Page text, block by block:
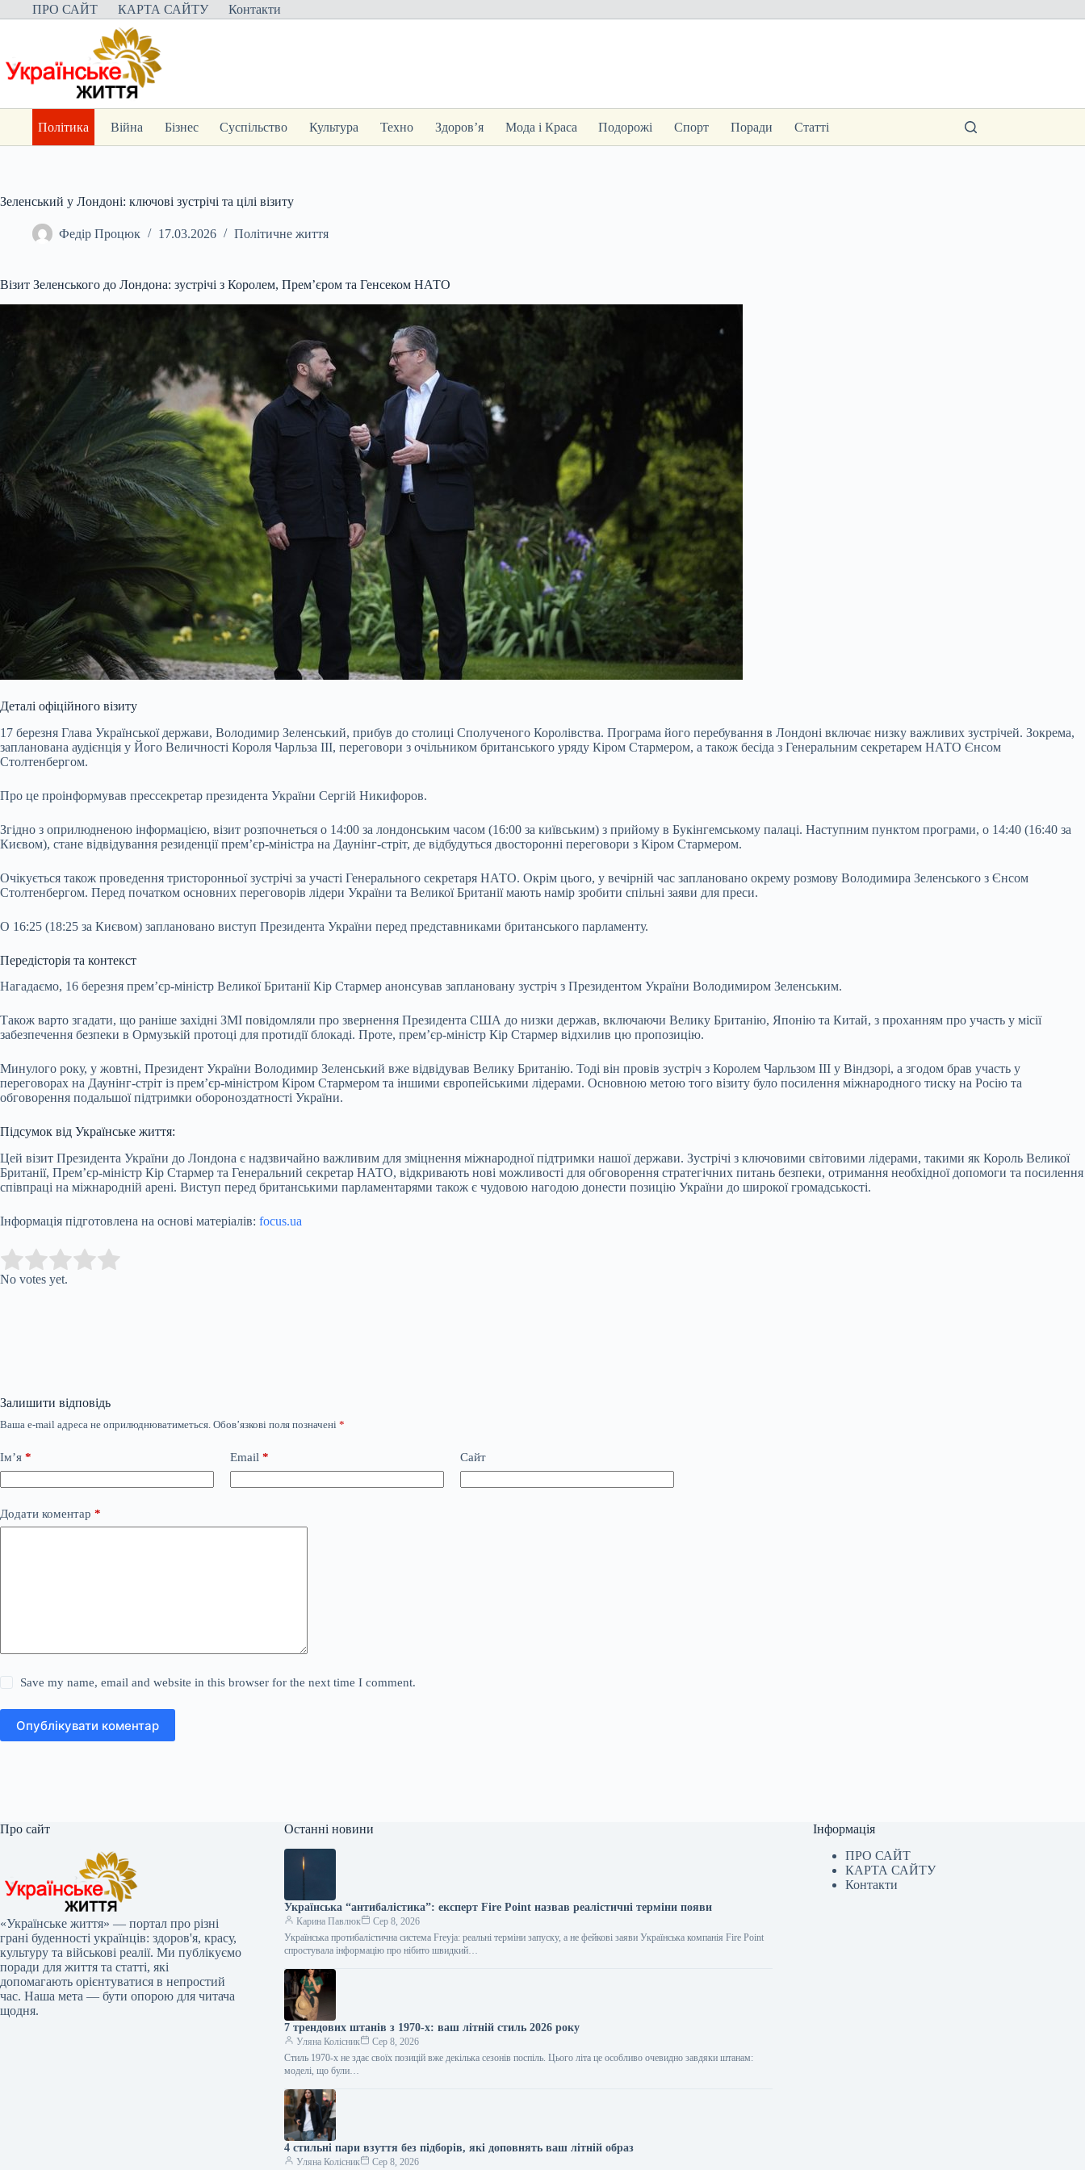
Перейти
до
ПРО САЙТ КАРТА САЙТУ Контакти
Політика Війна Бізнес Суспільство Культура Техно Здоров’я Мода і Краса Подорожі Спорт Поради Статті
Зеленський у Лондоні: ключові зустрічі та цілі візиту
Федір Процюк 17.03.2026 Політичне життя
Візит Зеленського до Лондона: зуcтрічі з Королем, Прем’єром та Генсеком НАТО
Деталі офіційного візиту
17 березня Глава Української держави, Володимир Зеленський, прибув до столиці Сполученого Королівства. Програма його перебування в Лондоні включає низку важливих зустрічей. Зокрема,
запланована аудієнція у Його Величності Короля Чарльза III, переговори з очільником британського уряду Кіром Стармером, а також бесіда з Генеральним секретарем НАТО Єнсом
Столтенбергом.
Про це проінформував прессекретар президента України Сергій Никифоров.
Згідно з оприлюдненою інформацією, візит розпочнеться о 14:00 за лондонським часом (16:00 за київським) з прийому в Букінгемському палаці. Наступним пунктом програми, о 14:40 (16:40 за
Києвом), стане відвідування резиденції прем’єр-міністра на Даунінг-стріт, де відбудуться двосторонні переговори з Кіром Стармером.
Очікується також проведення тристоронньої зустрічі за участі Генерального секретаря НАТО. Окрім цього, у вечірній час заплановано окрему розмову Володимира Зеленського з Єнсом
Столтенбергом. Перед початком основних переговорів лідери України та Великої Британії мають намір зробити спільні заяви для преси.
О 16:25 (18:25 за Києвом) заплановано виступ Президента України перед представниками британського парламенту.
Передісторія та контекст
Нагадаємо, 16 березня прем’єр-міністр Великої Британії Кір Стармер анонсував заплановану зустріч з Президентом України Володимиром Зеленським.
Також варто згадати, що раніше західні ЗМІ повідомляли про звернення Президента США до низки держав, включаючи Велику Британію, Японію та Китай, з проханням про участь у місії
забезпечення безпеки в Ормузькій протоці для протидії блокаді. Проте, прем’єр-міністр Кір Стармер відхилив цю пропозицію.
Минулого року, у жовтні, Президент України Володимир Зеленський вже відвідував Велику Британію. Тоді він провів зустріч з Королем Чарльзом III у Віндзорі, а згодом брав участь у
переговорах на Даунінг-стріт із прем’єр-міністром Кіром Стармером та іншими європейськими лідерами. Основною метою того візиту було посилення міжнародного тиску на Росію та
обговорення подальшої підтримки обороноздатності України.
Підсумок від Українське життя:
Цей візит Президента України до Лондона є надзвичайно важливим для зміцнення міжнародної підтримки нашої держави. Зустрічі з ключовими світовими лідерами, такими як Король Великої
Британії, Прем’єр-міністр Кір Стармер та Генеральний секретар НАТО, відкривають нові можливості для обговорення стратегічних питань безпеки, отримання необхідної допомоги та посилення
співпраці на міжнародній арені. Виступ перед британськими парламентарями також є чудовою нагодою донести позицію України до широкої громадськості.
Інформація підготовлена на основі матеріалів: focus.ua
Rate this item:
No votes yet.
Залишити відповідь
Ваша e-mail адреса не оприлюднюватиметься. Обов’язкові поля позначені *
Ім’я * Email * Сайт
Додати коментар *
Save my name, email and website in this browser for the next time I comment.
Опублікувати коментар
Про сайт
«Українське життя» — портал про різні
грані буденності українців: здоров'я, красу,
культуру та військові реалії. Ми публікуємо
поради для життя та статті, які
допомагають орієнтуватися в непростий
час. Наша мета — бути опорою для читача
щодня.
Останні новини
Українська “антибалістика”: експерт Fire Point назвав реалістичні терміни появи
Карина Павлюк
Сер 8, 2026
Українська протибалістична система Freyja: реальні терміни запуску, а не фейкові заяви Українська компанія Fire Point
спростувала інформацію про нібито швидкий…
7 трендових штанів з 1970-х: ваш літній стиль 2026 року
Уляна Колісник
Сер 8, 2026
Стиль 1970-х не здає своїх позицій вже декілька сезонів поспіль. Цього літа це особливо очевидно завдяки штанам:
моделі, що були…
4 стильні пари взуття без підборів, які доповнять ваш літній образ
Уляна Колісник Сер 8, 2026
Інформація
ПРО САЙТ
КАРТА САЙТУ
Контакти